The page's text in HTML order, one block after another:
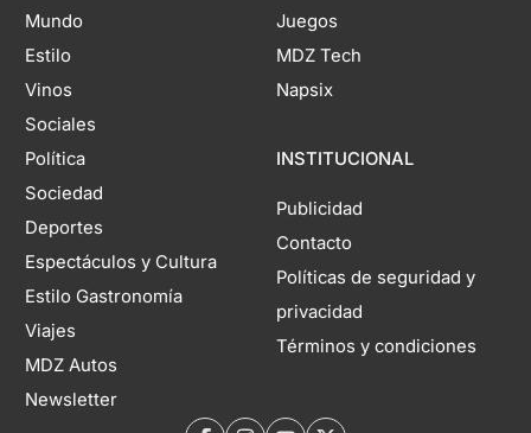
Mundo
Estilo
Vinos
Sociales
Política
Sociedad
Deportes
Espectáculos y Cultura
Estilo Gastronomía
Viajes
MDZ Autos
Newsletter
Juegos
MDZ Tech
Napsix
INSTITUCIONAL
Publicidad
Contacto
Políticas de seguridad y
privacidad
Términos y condiciones